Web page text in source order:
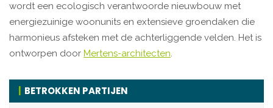
wordt een ecologisch verantwoorde nieuwbouw met
energiezuinige woonunits en extensieve groendaken die
harmonieus afsteken met de achterliggende velden. Het is
ontworpen door Mertens-architecten.
BETROKKEN PARTIJEN